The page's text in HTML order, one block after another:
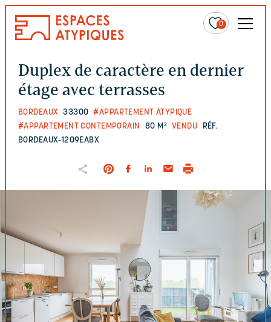
0
Duplex de caractère en dernier
étage avec terrasses
BORDEAUX 33300 #APPARTEMENT ATYPIQUE
#APPARTEMENT CONTEMPORAIN
80 M² VENDU
RÉF.
BORDEAUX-1209EABX